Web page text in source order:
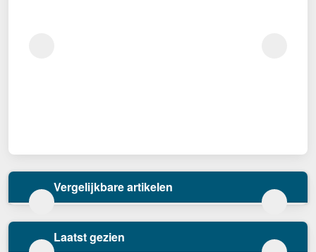
Vergelijkbare artikelen
Laatst gezien